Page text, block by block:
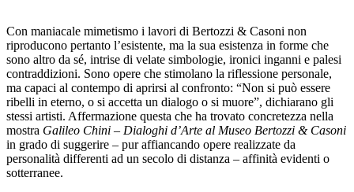
Con maniacale mimetismo i lavori di Bertozzi & Casoni non
riproducono pertanto l’esistente, ma la sua esistenza in forme che
sono altro da sé, intrise di velate simbologie, ironici inganni e palesi
contraddizioni. Sono opere che stimolano la riflessione personale,
ma capaci al contempo di aprirsi al confronto: “Non si può essere
ribelli in eterno, o si accetta un dialogo o si muore”, dichiarano gli
stessi artisti. Affermazione questa che ha trovato concretezza nella
mostra Galileo Chini – Dialoghi d’Arte al Museo Bertozzi & Casoni
in grado di suggerire – pur affiancando opere realizzate da
personalità differenti ad un secolo di distanza – affinità evidenti o
sotterranee.